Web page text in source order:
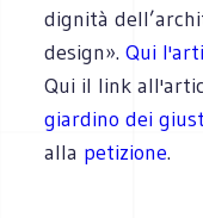
dignità
design».Qui
Qui il link
giardino dei
alla petizione.